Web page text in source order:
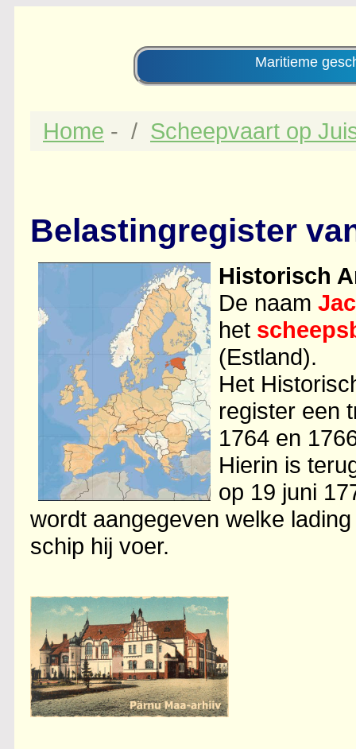
Maritieme
Home - Scheepvaart op
Belastingregister
Historisch
De naam
het
(Estland).
Het
register een
1764 en
Hierin is
op 19 juni
wordt aangegeven welke
schip hij voer.